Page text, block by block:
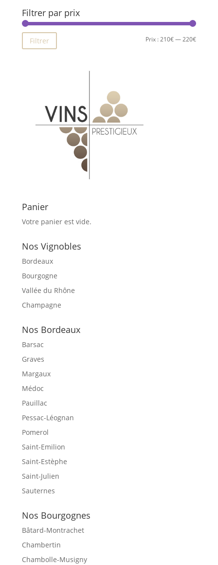
Filtrer par prix
Prix
Prix
Filtrer Prix :210€—220€
Panier
Votre panier est vide.
Nos Vignobles
Bordeaux
Bourgogne
Vallée du Rhône
Champagne
Nos Bordeaux
Barsac
Graves
Margaux
Médoc
Pauillac
Pessac-Léognan
Pomerol
Saint-Emilion
Saint-Estèphe
Saint-Julien
Sauternes
Nos Bourgognes
Bâtard-Montrachet
Chambertin
Chambolle-Musigny